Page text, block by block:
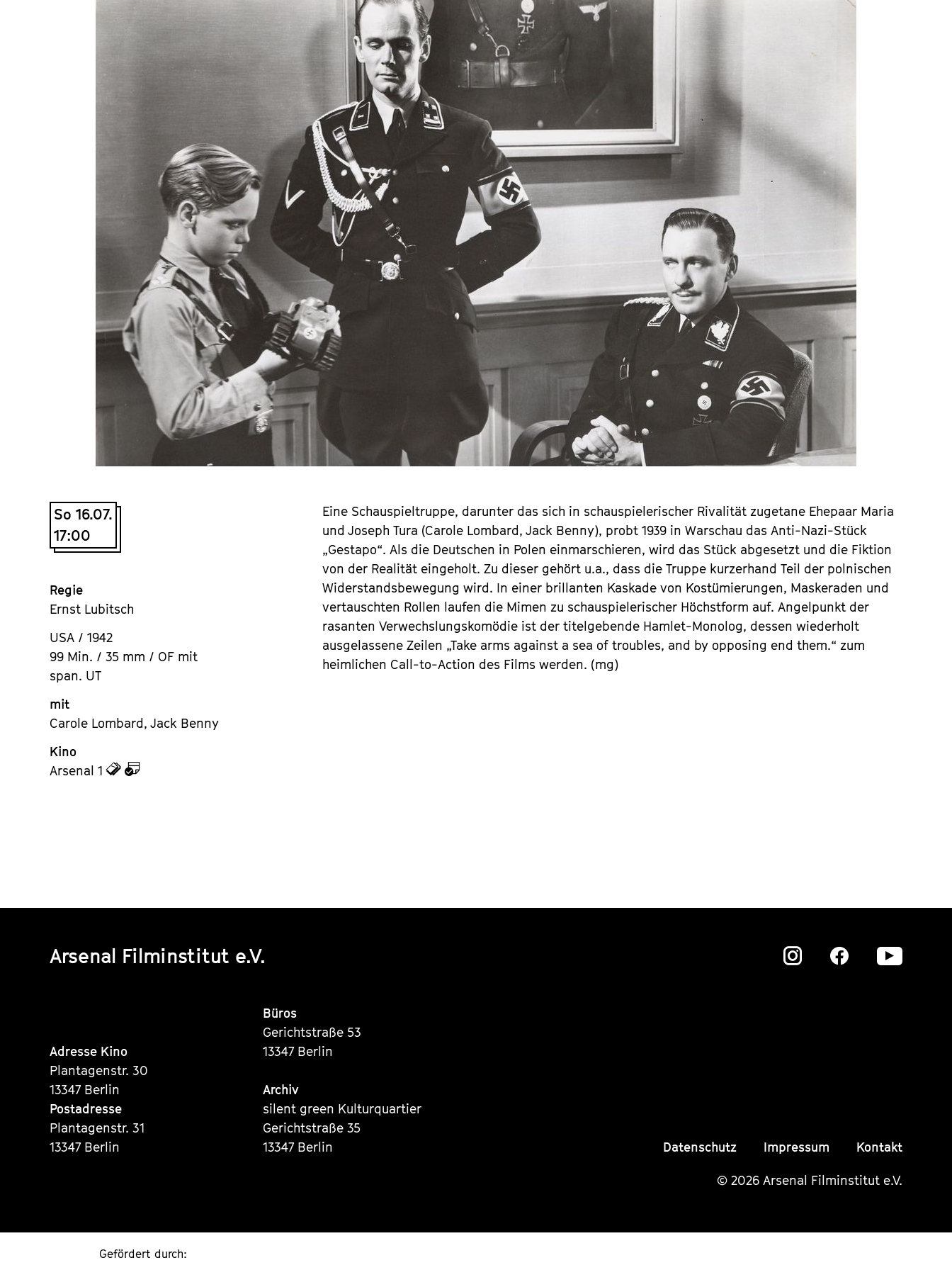
So 16.07.
17:00
Regie
Ernst Lubitsch
USA / 1942
99 Min. / 35 mm / OF mit
span. UT
mit
Carole Lombard, Jack Benny
Kino
Arsenal 1
zu
Eine Schauspieltruppe, darunter das sich in schauspielerischer Rivalität zugetane Ehepaar Maria
und Joseph Tura (Carole Lombard, Jack Benny), probt 1939 in Warschau das Anti-Nazi-Stück
„Gestapo“. Als die Deutschen in Polen einmarschieren, wird das Stück abgesetzt und die Fiktion
von der Realität eingeholt. Zu dieser gehört u.a., dass die Truppe kurzerhand Teil der polnischen
Widerstandsbewegung wird. In einer brillanten Kaskade von Kostümierungen, Maskeraden und
vertauschten Rollen laufen die Mimen zu schauspielerischer Höchstform auf. Angelpunkt der
rasanten Verwechslungskomödie ist der titelgebende Hamlet-Monolog, dessen wiederholt
ausgelassene Zeilen „Take arms against a sea of troubles, and by opposing end them.“ zum
heimlichen Call-to-Action des Films werden. (mg)
Arsenal Filminstitut e.V.
Zu
Zu
Zu
Adresse Kino
Plantagenstr. 30
13347 Berlin
Postadresse
Plantagenstr. 31
13347 Berlin
Büros
Gerichtstraße 53
13347 Berlin
Archiv
silent green Kulturquartier
Gerichtstraße 35
13347 Berlin
Datenschutz Impressum Kontakt
© 2026 Arsenal Filminstitut e.V.
Gefördert durch: